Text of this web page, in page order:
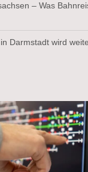
– Was
Darmstadt wird